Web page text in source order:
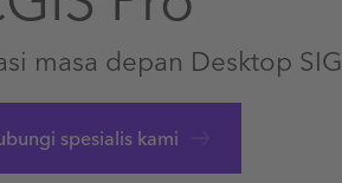
masa depan Desktop SIG
spesialis kami